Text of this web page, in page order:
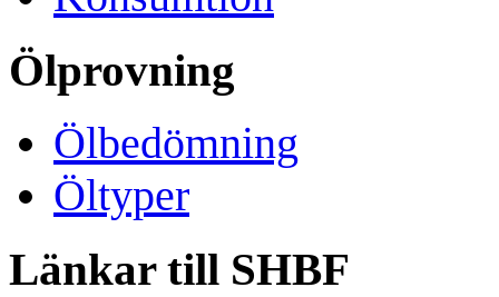
Ölprovning
Ölbedömning
Öltyper
Länkar till SHBF